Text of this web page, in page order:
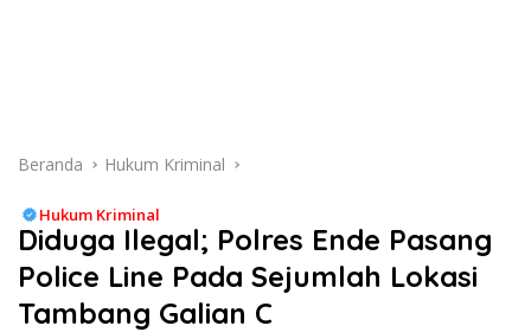
Beranda Hukum Kriminal
Hukum Kriminal
Diduga Ilegal; Polres Ende Pasang
Police Line Pada Sejumlah Lokasi
Tambang Galian C